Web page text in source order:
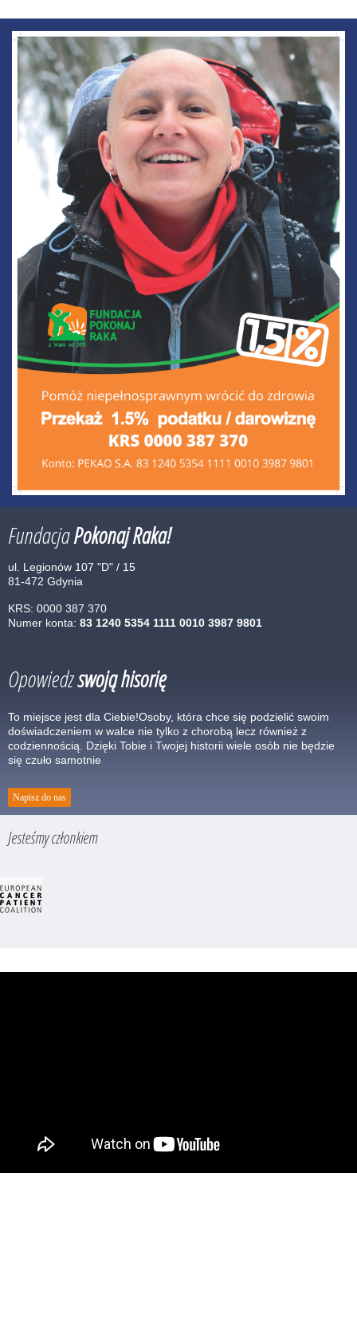
FundacjaPokonaj Raka!
ul. Legionów 107 "D" / 15
81-472 Gdynia
KRS: 0000 387 370
Numer konta: 83 1240 5354 1111 0010 3987 9801
Opowiedzswoją hisorię
To miejsce jest dla Ciebie!Osoby, która chce się podzielić swoim
doświadczeniem w walce nie tylko z chorobą lecz również z
codziennością. Dzięki Tobie i Twojej historii wiele osób nie będzie
się czuło samotnie
Napisz do nas
Jesteśmy członkiem